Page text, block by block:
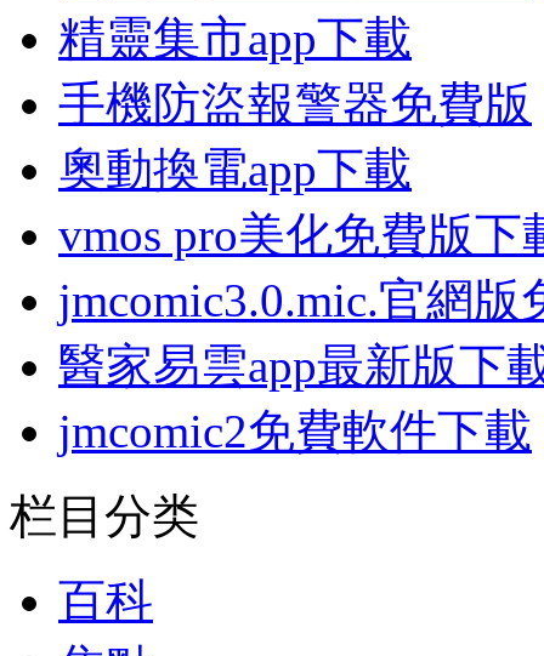
精靈集市app下載
手機防盜報警器免費版
奧動換電app下載
vmos pro美化免費版下
jmcomic3.0.mic.官網版
醫家易雲app最新版下
jmcomic2免費軟件下載
栏目分类
百科